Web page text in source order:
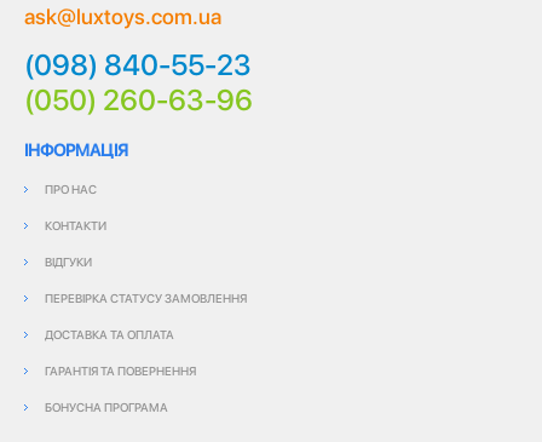
ask@luxtoys.com.ua
(098) 840-55-23
(050) 260-63-96
ІНФОРМАЦІЯ
ПРО НАС
КОНТАКТИ
ВІДГУКИ
ПЕРЕВІРКА СТАТУСУ ЗАМОВЛЕННЯ
ДОСТАВКА ТА ОПЛАТА
ГАРАНТІЯ ТА ПОВЕРНЕННЯ
БОНУСНА ПРОГРАМА